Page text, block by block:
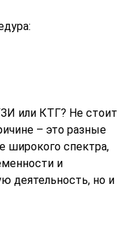
или КТГ? Не стоит
– это разные
широкого спектра,
и
деятельность, но и